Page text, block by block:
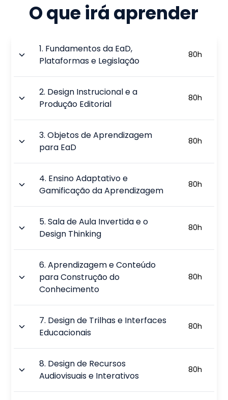
O que irá aprender
1. Fundamentos da EaD,
Plataformas e Legislação
80h
2. Design Instrucional e a
Produção Editorial
80h
3.Objetos de Aprendizagem
para EaD
80h
4. Ensino Adaptativo e
Gamificação da Aprendizagem
80h
5.Sala de Aula Invertida e o
Design Thinking
80h
6.Aprendizagem e Conteúdo
para Construção do
Conhecimento
80h
7. Design de Trilhas e Interfaces
Educacionais
80h
8. Design de Recursos
Audiovisuais e Interativos
80h